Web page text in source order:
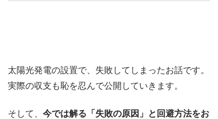
太陽光発電の設置で、失敗してしまったお話です。
実際の収支も恥を忍んで公開していきます。
そして、 今では解る「失敗の原因」と回避方法をお